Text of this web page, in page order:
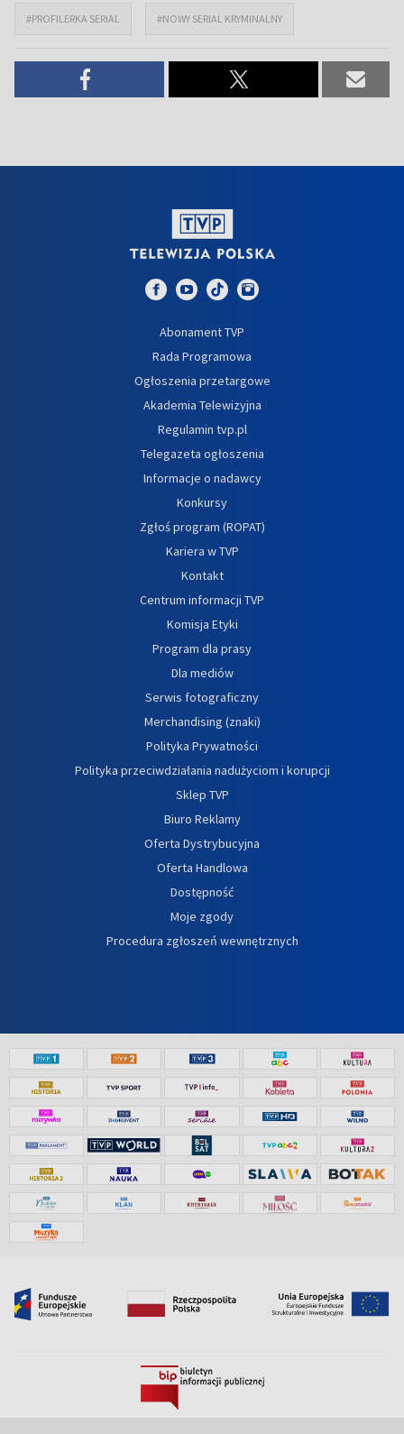
#PROFILERKA SERIAL #NOWY SERIAL KRYMINALNY
Abonament TVP
Rada Programowa
Ogłoszenia przetargowe
Akademia Telewizyjna
Regulamin tvp.pl
Telegazeta ogłoszenia
Informacje o nadawcy
Konkursy
Zgłoś program (ROPAT)
Kariera w TVP
Kontakt
Centrum informacji TVP
Komisja Etyki
Program dla prasy
Dla mediów
Serwis fotograficzny
Merchandising (znaki)
Polityka Prywatności
Polityka przeciwdziałania nadużyciom i korupcji
Sklep TVP
Biuro Reklamy
Oferta Dystrybucyjna
Oferta Handlowa
Dostępność
Moje zgody
Procedura zgłoszeń wewnętrznych